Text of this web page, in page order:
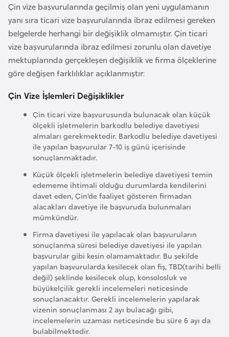
Çin vize başvurularında geçilmiş olan yeni uygulamanın
yanı sıra ticari vize başvurularında ibraz edilmesi gereken
belgelerde herhangi bir değişiklik olmamıştır. Çin ticari
vize başvurularında ibraz edilmesi zorunlu olan davetiye
mektuplarında gerçekleşen değişiklik ve firma ölçeklerine
göre değişen farklılıklar açıklanmıştır:
Çin Vize İşlemleri Değişiklikler
Çin ticari vize başvurusunda bulunacak olan küçük
ölçekli işletmelerin barkodlu belediye davetiyesi
almaları gerekmektedir. Barkodlu belediye davetiyesi
ile yapılan başvurular 7-10 iş günü içerisinde
sonuçlanmaktadır.
Küçük ölçekli işletmelerin belediye davetiyesi temin
edememe ihtimali olduğu durumlarda kendilerini
davet eden, Çin’de faaliyet gösteren firmadan
alacakları davetiye ile başvuruda bulunmaları
mümkündür.
Firma davetiyesi ile yapılacak olan başvuruların
sonuçlanma süresi belediye davetiyesi ile yapılan
başvurular gibi kesin olamamaktadır. Bu şekilde
yapılan başvurularda kesilecek olan fiş, TBD(tarihi belli
değil) şeklinde kesilecek olup, konsolosluk ve
büyükelçilik gerekli incelemeleri neticesinde
sonuçlanacaktır. Gerekli incelemelerin yapılarak
vizenin sonuçlanması 2 ayı bulacağı gibi,
incelemelerin uzaması neticesinde bu süre 6 ayı da
bulabilmektedir.
r
i
s
t
a
n